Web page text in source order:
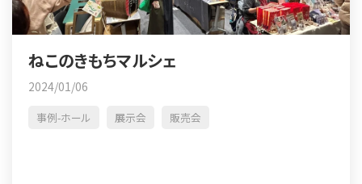
ねこのきもちマルシェ
2024/01/06
事例-ホール 展示会 販売会